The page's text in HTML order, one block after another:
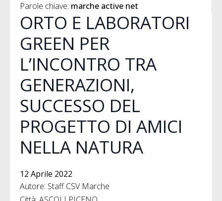
Parole chiave: marche active net
ORTO E LABORATORI
GREEN PER
L’INCONTRO TRA
GENERAZIONI,
SUCCESSO DEL
PROGETTO DI AMICI
NELLA NATURA
12 Aprile 2022
Autore: Staff CSV Marche